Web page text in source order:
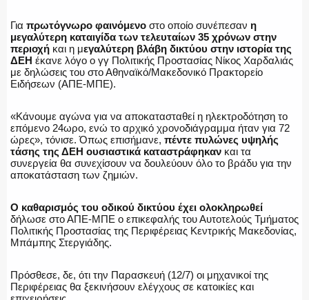
ΕΝΟΠΛΕΣ ΔΥΝΑΜΕΙΣ
ΕΚΑΒ
ΑΣΤΥΝΟΜΙΚΟ ΡΕΠΟΡΤΑΖ
Η ΦΩΝΗ ΣΟΥ
Για πρωτόγνωρο φαινόμενο στο οποίο συνέπεσαν η
μεγαλύτερη καταιγίδα των τελευταίων 35 χρόνων στην
περιοχή και η μεγαλύτερη βλάβη δικτύου στην ιστορία της
ΔΕΗ έκανε λόγο ο γγ Πολιτικής Προστασίας Νίκος Χαρδαλιάς
με δηλώσεις του στο Αθηναϊκό/Μακεδονικό Πρακτορείο
Ειδήσεων (ΑΠΕ-ΜΠΕ).
«Κάνουμε αγώνα για να αποκατασταθεί η ηλεκτροδότηση το
επόμενο 24ωρο, ενώ το αρχικό χρονοδιάγραμμα ήταν για 72
ώρες», τόνισε. Όπως επισήμανε, πέντε πυλώνες υψηλής
τάσης της ΔΕΗ ουσιαστικά καταστράφηκαν και τα
συνεργεία θα συνεχίσουν να δουλεύουν όλο το βράδυ για την
αποκατάσταση των ζημιών.
Ο καθαρισμός του οδικού δικτύου έχει ολοκληρωθεί
δήλωσε στο ΑΠΕ-ΜΠΕ ο επικεφαλής του Αυτοτελούς Τμήματος
Πολιτικής Προστασίας της Περιφέρειας Κεντρικής Μακεδονίας,
Μπάμπης Στεργιάδης.
Πρόσθεσε, δε, ότι την Παρασκευή (12/7) οι μηχανικοί της
Περιφέρειας θα ξεκινήσουν ελέγχους σε κατοικίες και